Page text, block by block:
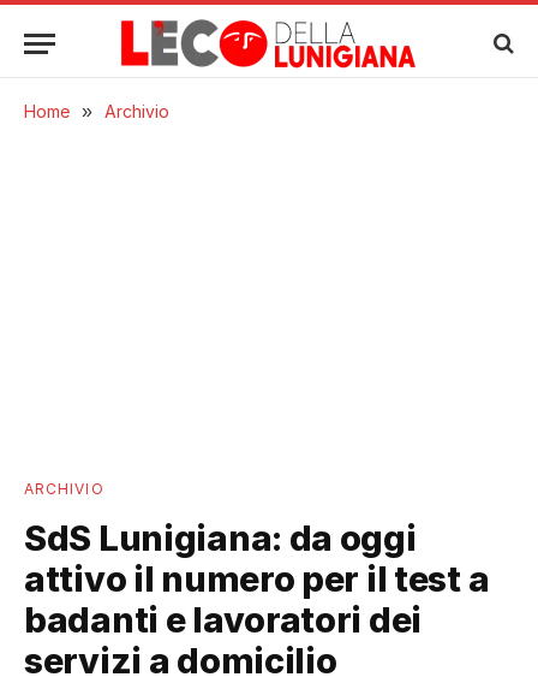
Home » Archivio
ARCHIVIO
SdS Lunigiana: da oggi
attivo il numero per il test a
badanti e lavoratori dei
servizi a domicilio